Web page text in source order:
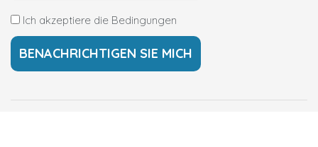
Ich akzeptiere die Bedingungen